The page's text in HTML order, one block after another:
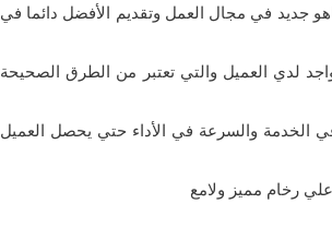
جديد في مجال العمل وتقديم الأفضل دائما في
لدي العميل والتي تعتبر من الطرق الصحيحة
والسرعة في الأداء حتي يحصل العميل
رخام مميز ولامع